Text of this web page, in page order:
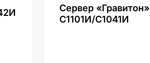
Сервер «Гравитон»
С1101И/С1041И